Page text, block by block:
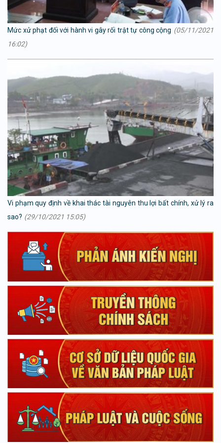
Mức xử phạt đối với hành vi gây rối trật tự công cộng (05/11/2021
16:02)
Vi phạm quy định về khai thác tài nguyên thu lợi bất chính, xử lý ra
sao? (29/10/2021 15:05)